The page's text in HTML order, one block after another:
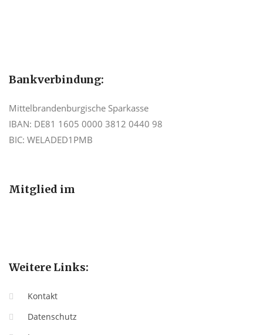
Bankverbindung:
Mittelbrandenburgische Sparkasse
IBAN: DE81 1605 0000 3812 0440 98
BIC: WELADED1PMB
Mitglied im
Weitere Links:
Kontakt
Datenschutz